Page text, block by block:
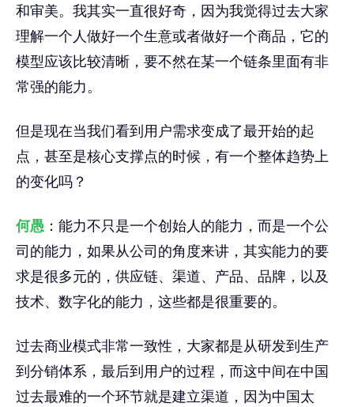
和审美。我其实一直很好奇，因为我觉得过去大家
理解一个人做好一个生意或者做好一个商品，它的
模型应该比较清晰，要不然在某一个链条里面有非
常强的能力。
但是现在当我们看到用户需求变成了最开始的起
点，甚至是核心支撑点的时候，有一个整体趋势上
的变化吗？
何愚 ：能力不只是一个创始人的能力，而是一个公
司的能力，如果从公司的角度来讲，其实能力的要
求是很多元的，供应链、渠道、产品、品牌，以及
技术、数字化的能力，这些都是很重要的。
过去商业模式非常一致性，大家都是从研发到生产
到分销体系，最后到用户的过程，而这中间在中国
过去最难的一个环节就是建立渠道，因为中国太